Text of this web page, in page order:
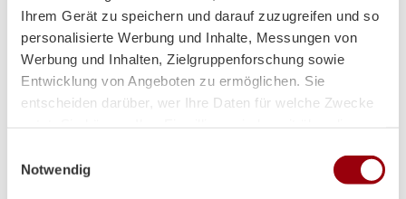
Ihrem Gerät zu speichern und darauf zuzugreifen und so
personalisierte Werbung und Inhalte, Messungen von
Werbung und Inhalten, Zielgruppenforschung sowie
Entwicklung von Angeboten zu ermöglichen. Sie
entscheiden darüber, wer Ihre Daten für welche Zwecke
Trigger Symbol ändern oder widerrufen
Notwendig
Supplier